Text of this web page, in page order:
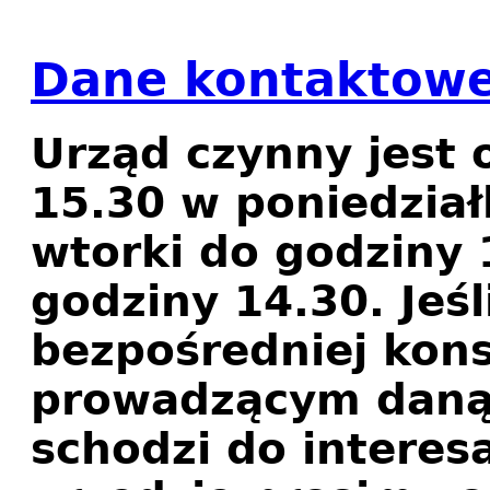
Dane
Urząd czynny jest
15.30 w
wtorki do godziny
godziny 14.30.
bezpośredniej
prowadzącym
schodzi do